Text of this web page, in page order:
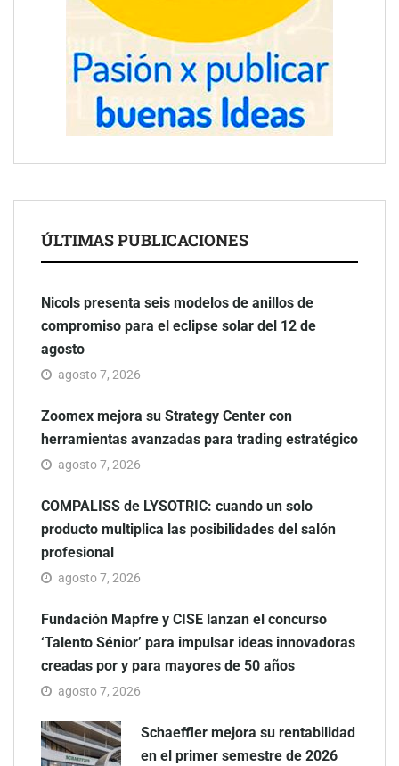
ÚLTIMAS PUBLICACIONES
Nicols presenta seis modelos de anillos de
compromiso para el eclipse solar del 12 de
agosto
agosto 7, 2026
Zoomex mejora su Strategy Center con
herramientas avanzadas para trading estratégico
agosto 7, 2026
COMPALISS de LYSOTRIC: cuando un solo
producto multiplica las posibilidades del salón
profesional
agosto 7, 2026
Fundación Mapfre y CISE lanzan el concurso
‘Talento Sénior’ para impulsar ideas innovadoras
creadas por y para mayores de 50 años
agosto 7, 2026
Schaeffler mejora su rentabilidad
en el primer semestre de 2026